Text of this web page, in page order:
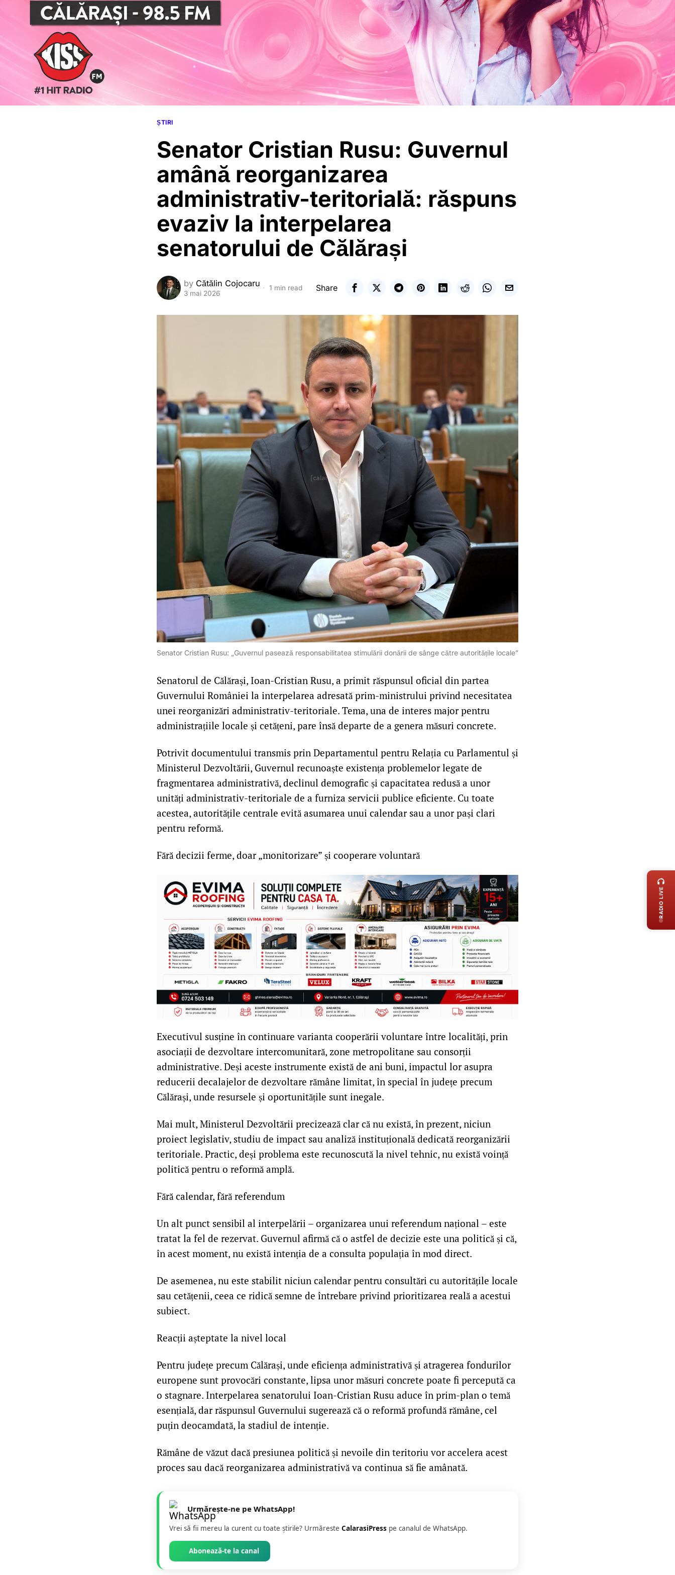
ȘTIRI
Senator Cristian Rusu: Guvernul
amână reorganizarea
administrativ-teritorială: răspuns
evaziv la interpelarea
senatorului de Călărași
by Cătălin Cojocaru
3 mai 2026
1 min read Share
Senator Cristian Rusu: „Guvernul pasează responsabilitatea stimulării donării de sânge către autoritățile locale”
Senatorul de Călărași, Ioan-Cristian Rusu, a primit răspunsul oficial din partea
Guvernului României la interpelarea adresată prim-ministrului privind necesitatea
unei reorganizări administrativ-teritoriale. Tema, una de interes major pentru
administrațiile locale și cetățeni, pare însă departe de a genera măsuri concrete.
Potrivit documentului transmis prin Departamentul pentru Relația cu Parlamentul și
Ministerul Dezvoltării, Guvernul recunoaște existența problemelor legate de
fragmentarea administrativă, declinul demografic și capacitatea redusă a unor
unități administrativ-teritoriale de a furniza servicii publice eficiente. Cu toate
acestea, autoritățile centrale evită asumarea unui calendar sau a unor pași clari
pentru reformă.
Fără decizii ferme, doar „monitorizare” și cooperare voluntară
Executivul susține în continuare varianta cooperării voluntare între localități, prin
asociații de dezvoltare intercomunitară, zone metropolitane sau consorții
administrative. Deși aceste instrumente există de ani buni, impactul lor asupra
reducerii decalajelor de dezvoltare rămâne limitat, în special în județe precum
Călărași, unde resursele și oportunitățile sunt inegale.
Mai mult, Ministerul Dezvoltării precizează clar că nu există, în prezent, niciun
proiect legislativ, studiu de impact sau analiză instituțională dedicată reorganizării
teritoriale. Practic, deși problema este recunoscută la nivel tehnic, nu există voință
politică pentru o reformă amplă.
Fără calendar, fără referendum
Un alt punct sensibil al interpelării – organizarea unui referendum național – este
tratat la fel de rezervat. Guvernul afirmă că o astfel de decizie este una politică și că,
în acest moment, nu există intenția de a consulta populația în mod direct.
De asemenea, nu este stabilit niciun calendar pentru consultări cu autoritățile locale
sau cetățenii, ceea ce ridică semne de întrebare privind prioritizarea reală a acestui
subiect.
Reacții așteptate la nivel local
Pentru județe precum Călărași, unde eficiența administrativă și atragerea fondurilor
europene sunt provocări constante, lipsa unor măsuri concrete poate fi percepută ca
o stagnare. Interpelarea senatorului Ioan-Cristian Rusu aduce în prim-plan o temă
esențială, dar răspunsul Guvernului sugerează că o reformă profundă rămâne, cel
puțin deocamdată, la stadiul de intenție.
Rămâne de văzut dacă presiunea politică și nevoile din teritoriu vor accelera acest
proces sau dacă reorganizarea administrativă va continua să fie amânată.
Urmărește-ne pe WhatsApp!
Vrei să fii mereu la curent cu toate știrile? Urmăreste CalarasiPress pe canalul de WhatsApp.
Abonează-te la canal
RADIO LIVE